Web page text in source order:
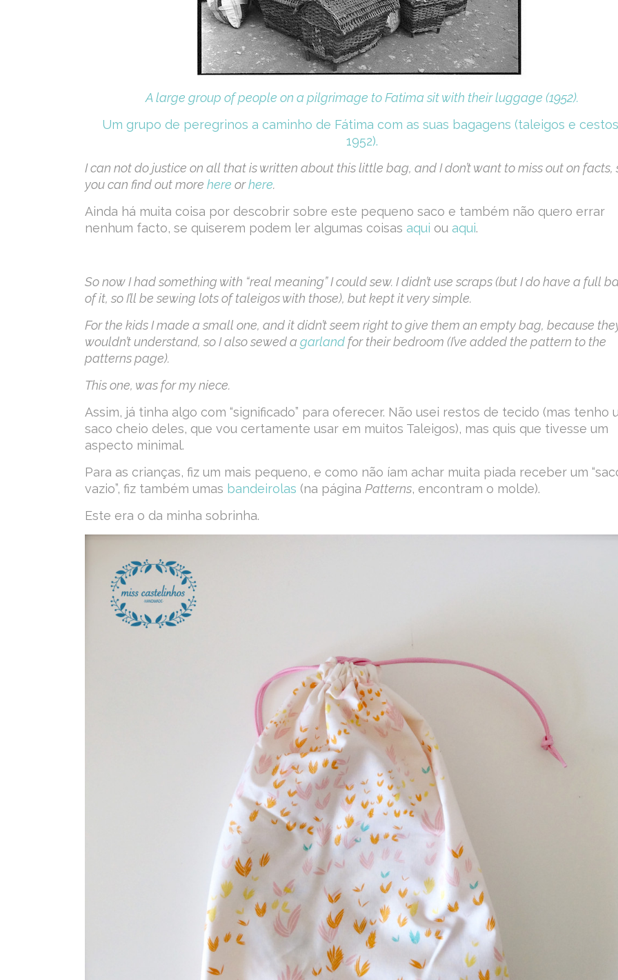
A large group of people on a pilgrimage to Fatima sit with their luggage (1952).
Um grupo de peregrinos a caminho de Fátima com as suas bagagens (taleigos e
1952).
I can not do justice on all that is written about this little bag, and I don’t want to miss out on facts,
you can find out more here orhere.
Ainda há muita coisa por descobrir sobre este pequeno saco e também não quero errar
nenhum facto, se quiserem podem ler algumas coisas aqui ou aqui.
So now I had something with “real meaning” I could sew. I didn’t use scraps (but I do have a full
of it, so I’ll be sewing lots of taleigos with those), but kept it very simple.
For the kids I made a small one, and it didn’t seem right to give them an empty bag, because
wouldn’t understand, so I also sewed a garland for their bedroom (I’ve added the pattern to the
patterns page).
This one, was for my niece.
Assim, já tinha algo com “significado” para oferecer. Não usei restos de tecido (mas tenho
saco cheio deles, que vou certamente usar em muitos Taleigos), mas quis que tivesse um
aspecto minimal.
Para as crianças, fiz um mais pequeno, e como não íam achar muita piada receber um
vazio”, fiz também umas bandeirolas (na página Patterns, encontram o molde).
Este era o da minha sobrinha.